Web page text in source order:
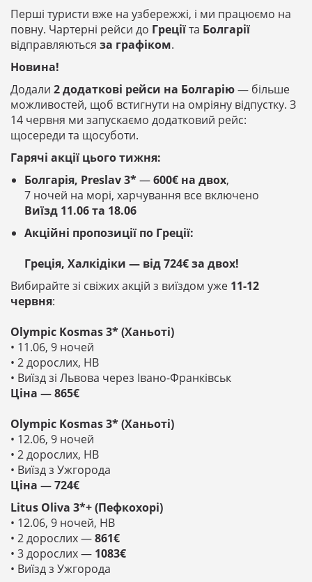
Перші туристи вже на узбережжі, і ми працюємо на
повну. Чартерні рейси до Греціїта Болгарії
відправляються за графіком.
Новина!
Додали 2 додаткові рейси на Болгарію— більше
можливостей, щоб встигнути на омріяну відпустку. З
14 червня ми запускаємо додатковий рейс:
щосереди та щосуботи.
Гарячі акції цього тижня:
Болгарія, Preslav 3*—600€ на двох,
7 ночей на морі, харчування все включено
Виїзд 11.06 та 18.06
Акційні пропозиції по Греції:
Греція, Халкідіки — від 724€ за двох!
Вибирайте зі свіжих акцій з виїздом уже 11-12
червня:
Olympic Kosmas 3* (Ханьоті)
• 11.06, 9 ночей
• 2 дорослих, HB
• Виїзд зі Львова через Івано-Франківськ
Ціна — 865€
Olympic Kosmas 3* (Ханьоті)
• 12.06, 9 ночей
• 2 дорослих, HB
• Виїзд з Ужгорода
Ціна — 724€
Litus Oliva 3*+ (Пефкохорі)
• 12.06, 9 ночей, HB
• 2 дорослих —861€
• 3 дорослих — 1083€
• Виїзд з Ужгорода